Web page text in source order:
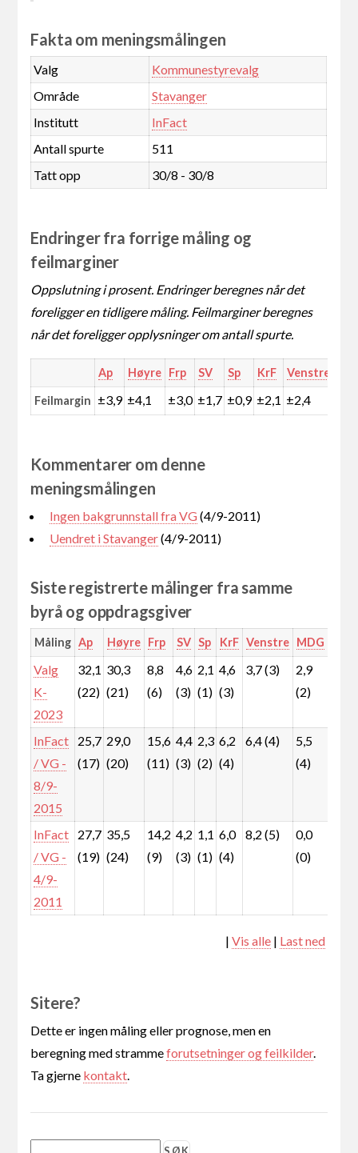
Fakta om meningsmålingen
Valg
Kommunestyrevalg
Område
Stavanger
Institutt
InFact
Antall spurte
511
Tatt opp
30/8 - 30/8
Endringer fra forrige måling og
feilmarginer
Oppslutning i prosent. Endringer beregnes når det
foreligger en tidligere måling. Feilmarginer beregnes
når det foreligger opplysninger om antall spurte.
Ap Høyre Frp SV Sp KrF Venstre
Feilmargin ±3,9 ±4,1 ±3,0 ±1,7 ±0,9 ±2,1 ±2,4
Kommentarer om denne
meningsmålingen
Ingen bakgrunnstall fra VG(4/9-2011)
Uendret i Stavanger(4/9-2011)
Siste registrerte målinger fra samme
byrå og oppdragsgiver
Måling Ap Høyre Frp SV Sp KrF Venstre MDG
Valg
K-
2023
32,1
(22)
30,3
(21)
8,8
(6)
4,6
(3)
2,1
(1)
4,6
(3)
3,7 (3)
2,9
(2)
InFact
/ VG -
8/9-
2015
25,7
(17)
29,0
(20)
15,6
(11)
4,4
(3)
2,3
(2)
6,2
(4)
6,4 (4)
5,5
(4)
InFact
/ VG -
4/9-
2011
27,7
(19)
35,5
(24)
14,2
(9)
4,2
(3)
1,1
(1)
6,0
(4)
8,2 (5)
0,0
(0)
|Vis alle | Last ned
Sitere?
Dette er ingen måling eller prognose, men en
beregning med strammeforutsetninger og feilkilder.
Ta gjerne kontakt